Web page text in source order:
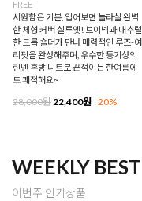
FREE
시원함은 기본, 입어보면 놀라실 완벽
한 체형 커버 실루엣! 브이넥과 내추럴
한 드롭 숄더가 만나 매력적인 루즈-여
리핏을 완성해주며, 우수한 통기성의
린넨 혼방 니트로 끈적이는 한여름에
도 쾌적해요~
28,000원22,400원 20%
WEEKLY BEST
이번주 인기상품